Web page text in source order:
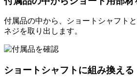
付属品の中から、ショートシャフト
ネジを取り出します。
ショートシャフトに組み換える